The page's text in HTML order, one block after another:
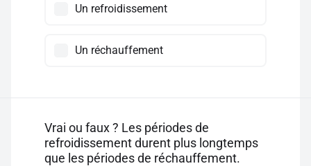
Un refroidissement
Un réchauffement
Vrai ou faux ? Les périodes de
refroidissement durent plus longtemps
que les périodes de réchauffement.